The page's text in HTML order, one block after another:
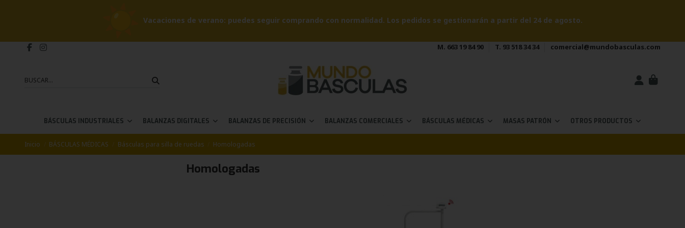
Vacaciones de verano: puedes seguir comprando con normalidad. Los pedidos se gestionarán a partir del 24 de agosto.
M. 663 19 84 90 T. 93 518 34 34 comercial@mundobasculas.com
BÁSCULAS INDUSTRIALES BALANZAS DIGITALES BALANZAS DE PRECISIÓN BALANZAS COMERCIALES BÁSCULAS MÉDICAS MASAS PATRÓN OTROS PRODUCTOS
Inicio BÁSCULAS MÉDICAS Básculas para silla de ruedas Homologadas
Homologadas